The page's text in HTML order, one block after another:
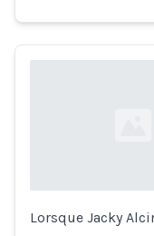
Loading...
Lorsque Jacky